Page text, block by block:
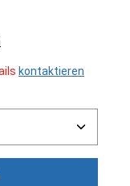
kontaktieren
Wert ein